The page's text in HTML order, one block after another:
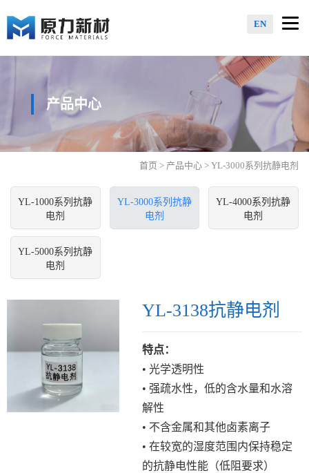
EN
产品中心
首页 > 产品中心 > YL-3000系列抗静电剂
YL-1000系列抗静
电剂
YL-3000系列抗静
电剂
YL-4000系列抗静
电剂
YL-5000系列抗静
电剂
YL-3138抗静电剂
特点：
• 光学透明性
• 强疏水性，低的含水量和水溶
解性
• 不含金属和其他卤素离子
• 在较宽的湿度范围内保持稳定
的抗静电性能（低阻要求）